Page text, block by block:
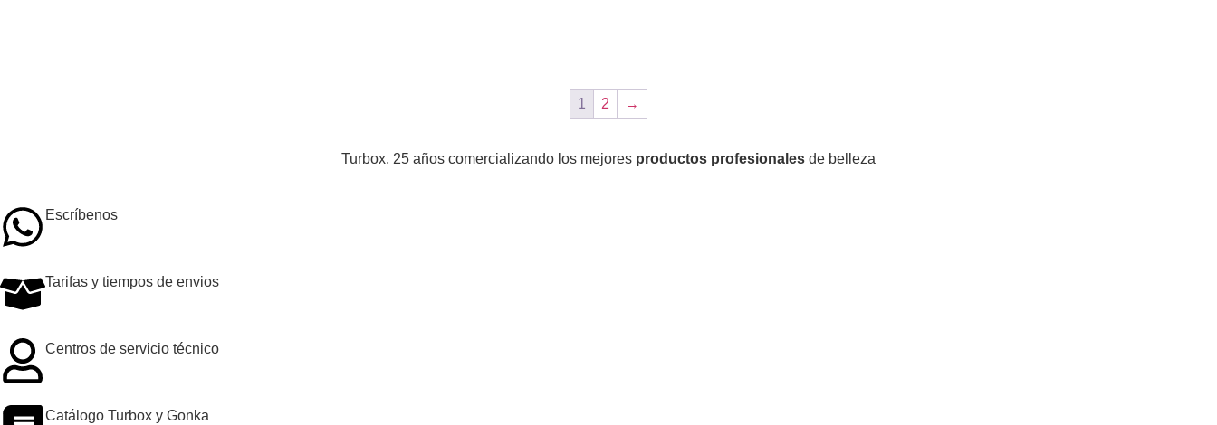
1 2 →
Turbox, 25 años comercializando los mejores productos profesionales de belleza
Escríbenos
Tarifas y tiempos de envios
Centros de servicio técnico
Catálogo Turbox y Gonka